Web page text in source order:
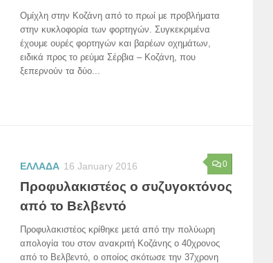
Ομίχλη στην Κοζάνη από το πρωί με προβλήματα
στην κυκλοφορία των φορτηγών. Συγκεκριμένα
έχουμε ουρές φορτηγών και βαρέων οχημάτων,
ειδικά προς το ρεύμα Σέρβια – Κοζάνη, που
ξεπερνούν τα δύο...
0
ΕΛΛΑΔΑ 16 January 2016
Προφυλακιστέος ο συζυγοκτόνος
από το Βελβεντό
Προφυλακιστέος κρίθηκε μετά από την πολύωρη
απολογία του στον ανακριτή Κοζάνης ο 40χρονος
από το Βελβεντό, ο οποίος σκότωσε την 37χρονη